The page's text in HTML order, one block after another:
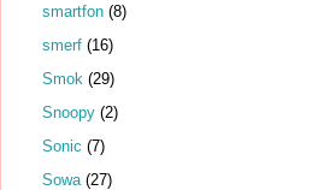
smartfon (8)
smerf (16)
Smok (29)
Snoopy (2)
Sonic (7)
Sowa (27)